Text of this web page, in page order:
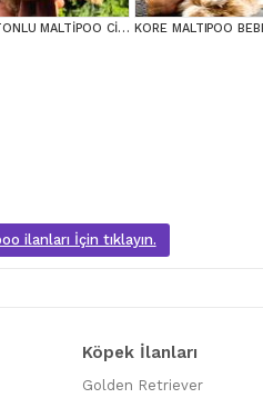
KAHVE TONLU MALTİPOO CİNSİ YAVRULAR KORE MALTIPOO
ilanları İçin tıklayın.
Köpek İlanları
Golden Retriever